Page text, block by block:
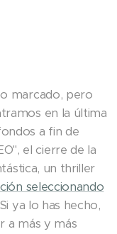
marcado, pero
en la última
a fin de
el cierre de la
un thriller
seleccionando
Si ya lo has hecho,
a más y más